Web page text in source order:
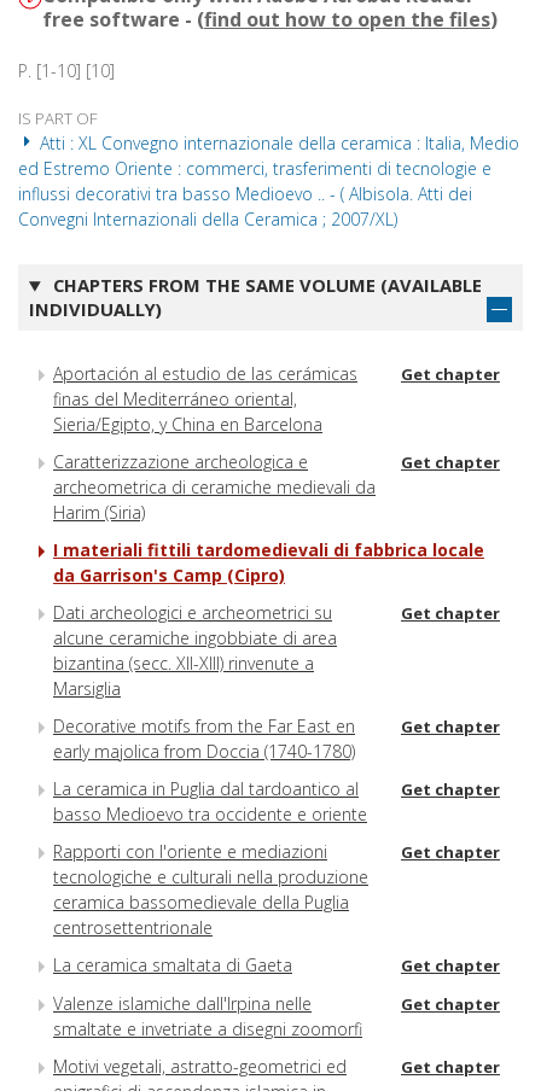
free software - (find out how to open the files)
P. [1-10] [10]
IS PART OF
Atti : XL Convegno internazionale della ceramica : Italia, Medio
ed Estremo Oriente : commerci, trasferimenti di tecnologie e
influssi decorativi tra basso Medioevo .. - ( Albisola. Atti dei
Convegni Internazionali della Ceramica ; 2007/XL)
CHAPTERS FROM THE SAME VOLUME (AVAILABLE
INDIVIDUALLY)
Aportación al estudio de las cerámicas
finas del Mediterráneo oriental,
Sieria/Egipto, y China en Barcelona
Get chapter
Caratterizzazione archeologica e
archeometrica di ceramiche medievali da
Harim (Siria)
Get chapter
I materiali fittili tardomedievali di fabbrica locale
da Garrison's Camp (Cipro)
Dati archeologici e archeometrici su
alcune ceramiche ingobbiate di area
bizantina (secc. XII-XIII) rinvenute a
Marsiglia
Get chapter
Decorative motifs from the Far East en
early majolica from Doccia (1740-1780)
Get chapter
La ceramica in Puglia dal tardoantico al
basso Medioevo tra occidente e oriente
Get chapter
Rapporti con l'oriente e mediazioni
tecnologiche e culturali nella produzione
ceramica bassomedievale della Puglia
centrosettentrionale
Get chapter
La ceramica smaltata di Gaeta Get chapter
Valenze islamiche dall'Irpina nelle
smaltate e invetriate a disegni zoomorfi
Get chapter
Motivi vegetali, astratto-geometrici ed
Get chapter